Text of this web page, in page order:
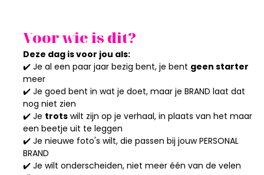
Voor wie is dit?
Deze dag is voor jou als:
✔️ Je al een paar jaar bezig bent, je bent geen starter
meer
✔️ Je goed bent in wat je doet, maar je BRAND laat dat
nog niet zien
✔️ Je trots wilt zijn op je verhaal, in plaats van het maar
een beetje uit te leggen
✔️ Je nieuwe foto's wilt, die passen bij jouw PERSONAL
BRAND
✔️ Je wilt onderscheiden, niet meer één van de velen